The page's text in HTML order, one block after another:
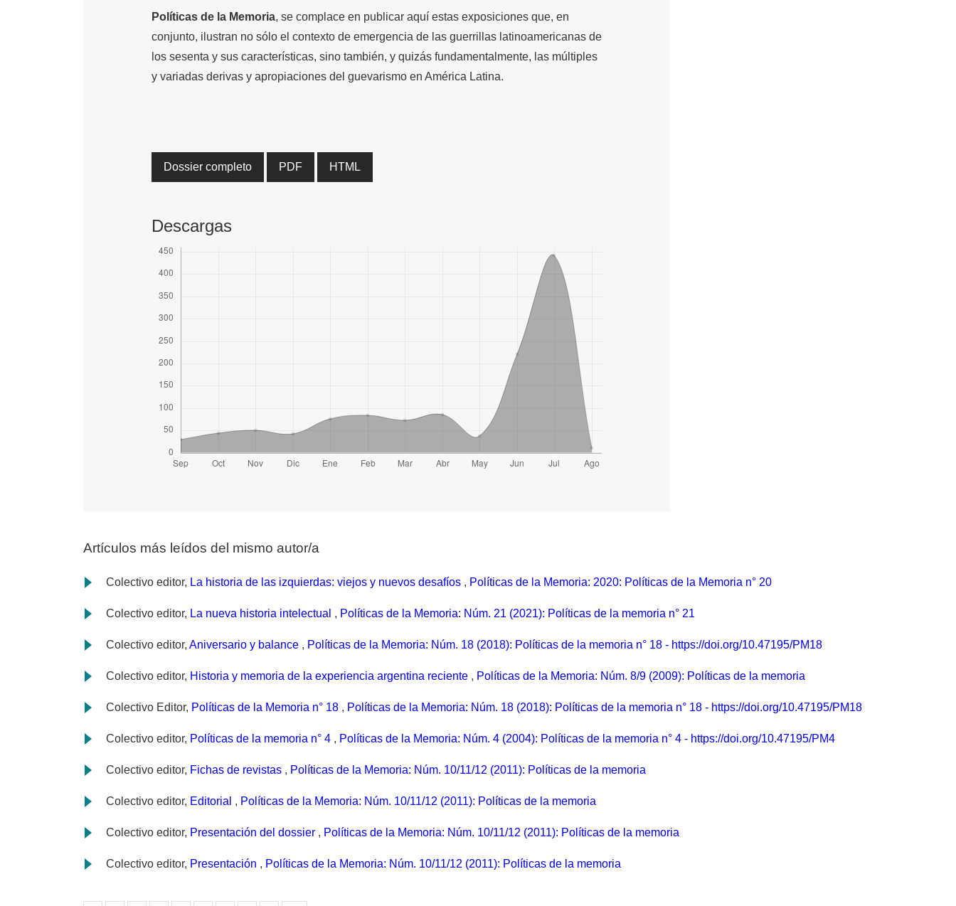
Políticas de la Memoria, se complace en publicar aquí estas exposiciones que, en
conjunto, ilustran no sólo el contexto de emergencia de las guerrillas latinoamericanas de
los sesenta y sus características, sino también, y quizás fundamentalmente, las múltiples
y variadas derivas y apropiaciones del guevarismo en América Latina.
Dossier completo PDF HTML
Descargas
Artículos más leídos del mismo autor/a
Colectivo editor, La historia de las izquierdas: viejos y nuevos desafíos , Políticas de la Memoria: 2020: Políticas de la Memoria n° 20
Colectivo editor, La nueva historia intelectual , Políticas de la Memoria: Núm. 21 (2021): Políticas de la memoria n° 21
Colectivo editor, Aniversario y balance , Políticas de la Memoria: Núm. 18 (2018): Políticas de la memoria n° 18 - https://doi.org/10.47195/PM18
Colectivo editor, Historia y memoria de la experiencia argentina reciente , Políticas de la Memoria: Núm. 8/9 (2009): Políticas de la memoria
Colectivo Editor, Políticas de la Memoria n° 18 , Políticas de la Memoria: Núm. 18 (2018): Políticas de la memoria n° 18 - https://doi.org/10.47195/PM18
Colectivo editor, Políticas de la memoria n° 4 , Políticas de la Memoria: Núm. 4 (2004): Políticas de la memoria n° 4 - https://doi.org/10.47195/PM4
Colectivo editor, Fichas de revistas , Políticas de la Memoria: Núm. 10/11/12 (2011): Políticas de la memoria
Colectivo editor, Editorial , Políticas de la Memoria: Núm. 10/11/12 (2011): Políticas de la memoria
Colectivo editor, Presentación del dossier , Políticas de la Memoria: Núm. 10/11/12 (2011): Políticas de la memoria
Colectivo editor, Presentación , Políticas de la Memoria: Núm. 10/11/12 (2011): Políticas de la memoria